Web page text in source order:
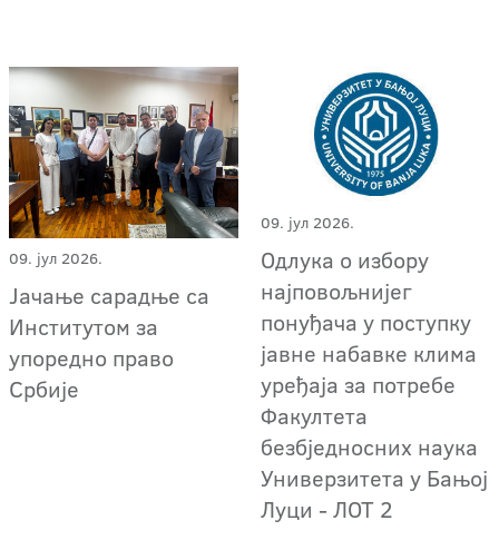
09. јул 2026.
Јачање сарадње са
Институтом за
упоредно право
Србије
09. јул 2026.
Одлука о избору
најповољнијег
понуђача у поступку
јавне набавке клима
уређаја за потребе
Факултета
безбједносних наука
Универзитета у Бањој
Луци - ЛОТ 2